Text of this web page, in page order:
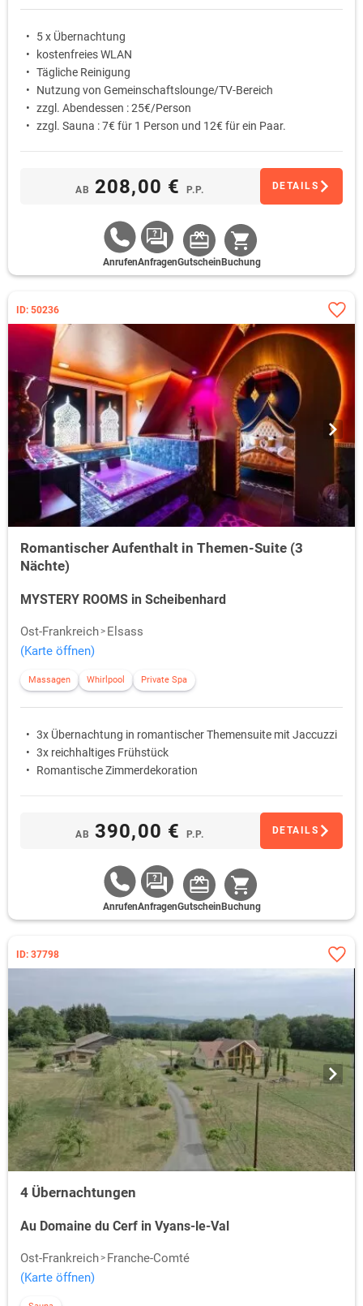
5 x Übernachtung
kostenfreies WLAN
Tägliche Reinigung
Nutzung von Gemeinschaftslounge/TV-Bereich
zzgl. Abendessen : 25€/Person
zzgl. Sauna : 7€ für 1 Person und 12€ für ein Paar.
AB 208,00 € P.P. DETAILS
AnrufenAnfragenGutschein Buchung
ID: 50236
Romantischer Aufenthalt in Themen-Suite (3
Nächte)
MYSTERY ROOMS in Scheibenhard
Ost-Frankreich
Elsass
(Karte öffnen)
Massagen Whirlpool Private Spa
3x Übernachtung in romantischer Themensuite mit Jaccuzzi
3x reichhaltiges Frühstück
Romantische Zimmerdekoration
AB 390,00 € P.P. DETAILS
AnrufenAnfragenGutschein Buchung
ID: 37798
4 Übernachtungen
Au Domaine du Cerf in Vyans-le-Val
Ost-Frankreich
Franche-Comté
(Karte öffnen)